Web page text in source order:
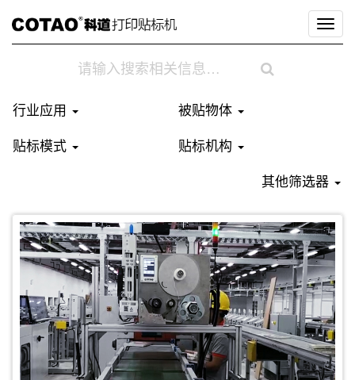
切
换
行业应用 被贴物体
贴标模式 贴标机构
其他筛选器
生产节拍：2.4秒
标签规格：60x50 mm 热转印标签
贴标对象：输液袋
贴标位置：顶面
生产节拍：2.4秒
标签规格：82x75 mm 热转印标签